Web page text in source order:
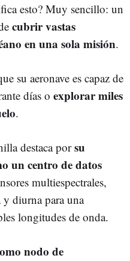
esto? Muy sencillo: un
cubrir vastas
en una sola misión.
su aeronave es capaz de
días o explorar miles
.
destaca porsu
un centro de datos
multiespectrales,
diurna para una
longitudes de onda.
nodo de